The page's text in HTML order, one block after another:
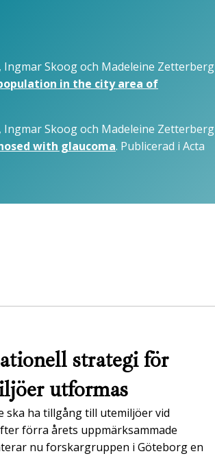
Ingmar Skoog och Madeleine Zetterberg
in the city area of
Ingmar Skoog och Madeleine Zetterberg
with glaucoma. Publicerad i Acta
strategi för
utformas
ska ha tillgång till utemiljöer vid
förra årets uppmärksammade
nu forskargruppen i Göteborg en